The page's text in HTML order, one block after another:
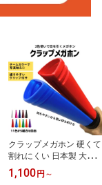
クラップメガホン 硬くて
割れにくい 日本製 大人
気メガホン 28.5cm 11色
大きな音を奏でる 応援グ
1,100円 ～